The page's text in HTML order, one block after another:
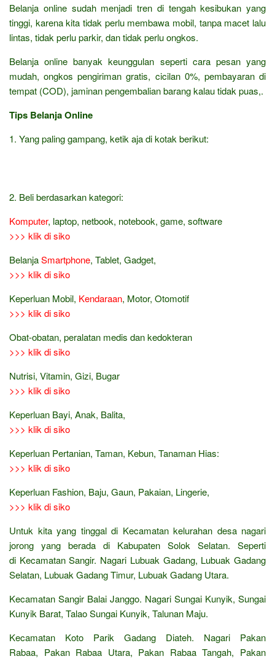
Belanja online sudah menjadi tren di tengah kesibukan yang
tinggi, karena kita tidak perlu membawa mobil, tanpa macet lalu
lintas, tidak perlu parkir, dan tidak perlu ongkos.
Belanja online banyak keunggulan seperti cara pesan yang
mudah, ongkos pengiriman gratis, cicilan 0%, pembayaran di
tempat (COD), jaminan pengembalian barang kalau tidak puas,.
Tips Belanja Online
1. Yang paling gampang, ketik aja di kotak berikut:
2. Beli berdasarkan kategori:
Komputer, laptop, netbook, notebook, game, software
>>> klik di siko
BelanjaSmartphone, Tablet, Gadget,
>>> klik di siko
Keperluan Mobil, Kendaraan, Motor, Otomotif
>>> klik di siko
Obat-obatan, peralatan medis dan kedokteran
>>> klik di siko
Nutrisi, Vitamin, Gizi, Bugar
>>> klik di siko
Keperluan Bayi, Anak, Balita,
>>> klik di siko
Keperluan Pertanian, Taman, Kebun, Tanaman Hias:
>>> klik di siko
Keperluan Fashion, Baju, Gaun, Pakaian, Lingerie,
>>> klik di siko
Untuk kita yang tinggal di Kecamatan kelurahan desa nagari
jorong yang berada di Kabupaten Solok Selatan. Seperti
di Kecamatan Sangir. Nagari Lubuak Gadang, Lubuak Gadang
Selatan, Lubuak Gadang Timur, Lubuak Gadang Utara.
Kecamatan Sangir Balai Janggo. Nagari Sungai Kunyik, Sungai
Kunyik Barat, Talao Sungai Kunyik, Talunan Maju.
Kecamatan Koto Parik Gadang Diateh. Nagari Pakan
Rabaa, Pakan Rabaa Utara, Pakan Rabaa Tangah, Pakan